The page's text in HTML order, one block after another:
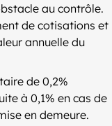
au contrôle.
de cotisations et
annuelle du
de 0,2%
à 0,1% en cas de
en demeure.